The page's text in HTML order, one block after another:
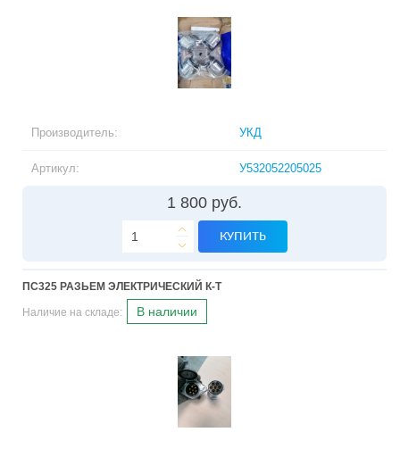
Производитель: УКД
Артикул: У532052205025
1 800 руб.
КУПИТЬ
ПС325 РАЗЬЕМ ЭЛЕКТРИЧЕСКИЙ К-Т
Наличие на складе: В наличии